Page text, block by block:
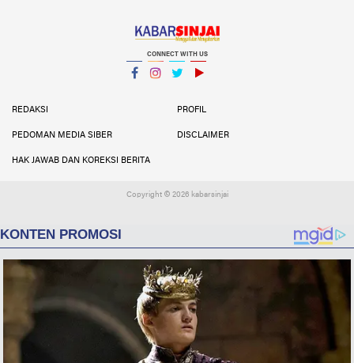
CONNECT WITH US
REDAKSI
PROFIL
PEDOMAN MEDIA SIBER DISCLAIMER
HAK JAWAB DAN KOREKSI BERITA
Copyright © 2026 kabarsinjai